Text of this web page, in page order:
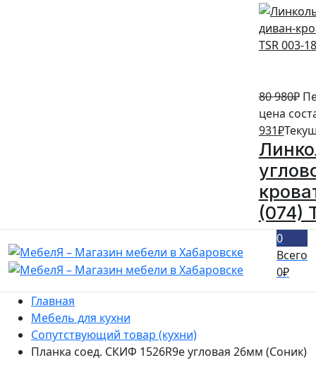
80 980₽
цена
931₽
(074)
0
Всего
0₽
Главная
Мебель для кухни
Сопутствующий товар (кухни)
Планка соед. СКИФ 1526R9e угловая 26мм (Соник)